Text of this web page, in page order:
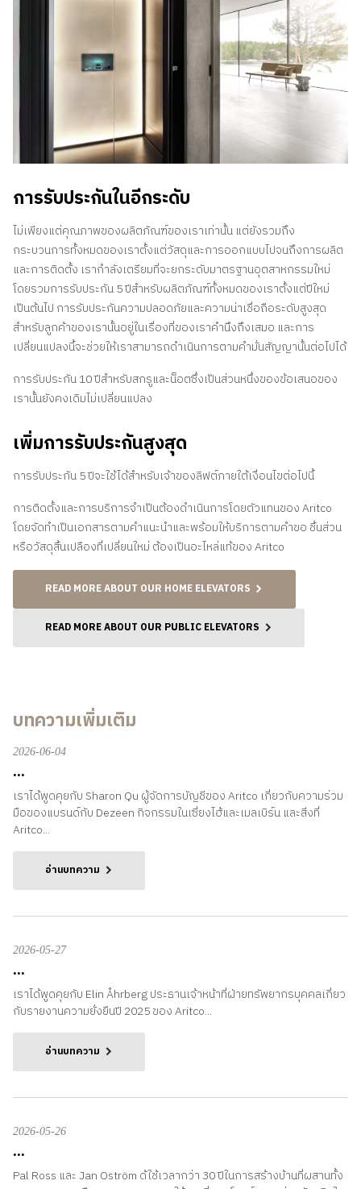
การรับประกันในอีกระดับ
ไม่เพียงแต่คุณภาพของผลิตภัณฑ์ของเราเท่านั้น แต่ยังรวมถึง
กระบวนการทั้งหมดของเราตั้งแต่วัสดุและการออกแบบไปจนถึงการผลิต
และการติดตั้ง เรากำลังเตรียมที่จะยกระดับมาตรฐานอุตสาหกรรมใหม่
โดยรวมการรับประกัน 5 ปีสำหรับผลิตภัณฑ์ทั้งหมดของเราตั้งแต่ปีใหม่
เป็นต้นไป การรับประกันความปลอดภัยและความน่าเชื่อถือระดับสูงสุด
สำหรับลูกค้าของเรานั้นอยู่ในเรื่องที่ของเราคำนึงถึงเสมอ และการ
เปลี่ยนแปลงนี้จะช่วยให้เราสามารถดำเนินการตามคำมั่นสัญญานั้นต่อไปได้
การรับประกัน 10 ปีสำหรับสกรูและน็อตซึ่งเป็นส่วนหนึ่งของข้อเสนอของ
เรานั้นยังคงเดิมไม่เปลี่ยนแปลง
เพิ่มการรับประกันสูงสุด
การรับประกัน 5 ปีจะใช้ได้สำหรับเจ้าของลิฟต์ภายใต้เงื่อนไขต่อไปนี้
การติดตั้งและการบริการจำเป็นต้องดำเนินการโดยตัวแทนของ Aritco
โดยจัดทำเป็นเอกสารตามคำแนะนำและพร้อมให้บริการตามคำขอ ชิ้นส่วน
หรือวัสดุสิ้นเปลืองที่เปลี่ยนใหม่ ต้องเป็นอะไหล่แท้ของ Aritco
READ MORE ABOUT OUR HOME ELEVATORS
READ MORE ABOUT OUR PUBLIC ELEVATORS
บทความเพิ่มเติม
2026-06-04
...
เราได้พูดคุยกับ Sharon Qu ผู้จัดการบัญชีของ Aritco เกี่ยวกับความร่วม
มือของแบรนด์กับ Dezeen กิจกรรมในเซี่ยงไฮ้และเมลเบิร์น และสิ่งที่
Aritco...
อ่านบทความ
2026-05-27
...
เราได้พูดคุยกับ Elin Åhrberg ประธานเจ้าหน้าที่ฝ่ายทรัพยากรบุคคลเกี่ยว
กับรายงานความยั่งยืนปี 2025 ของ Aritco...
อ่านบทความ
2026-05-26
...
Pal Ross และ Jan Oström ด้ใช้เวลากว่า 30 ปีในการสร้างบ้านที่ผสานทั้ง